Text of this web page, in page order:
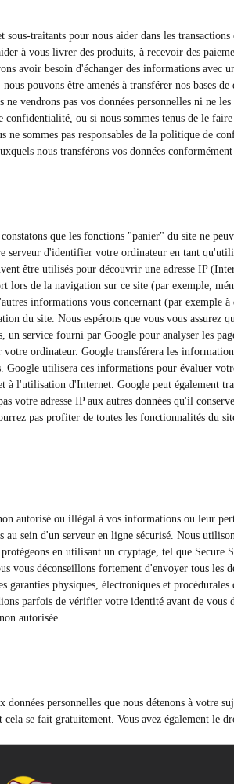
traitants pour nous aider dans les
à vous livrer des produits, à recevoir des
avoir besoin d'échanger des informations avec
pouvons être amenés à transférer nos bases
vendrons pas vos données personnelles ni ne
ou si nous sommes tenus de le
sommes pas responsables de la politique de
nous transférons vos données
que les fonctions "panier" du site ne
d'identifier votre ordinateur en tant
être utilisés pour découvrir une adresse IP
lors de la navigation sur ce site (par exemple,
informations vous concernant (par exemple
du site. Nous espérons que vous vous assurez
service fourni par Google pour analyser les
ordinateur. Google transférera les
Google utilisera ces informations pour évaluer
l'utilisation d'Internet. Google peut également
adresse IP aux autres données qu'il
pas profiter de toutes les fonctionnalités du
autorisé ou illégal à vos informations ou leur
sein d'un serveur en ligne sécurisé. Nous
en utilisant un cryptage, tel que
déconseillons fortement d'envoyer tous les
physiques, électroniques et
parfois de vérifier votre identité avant de
autorisée.
personnelles que nous détenons à votre
se fait gratuitement. Vous avez également le